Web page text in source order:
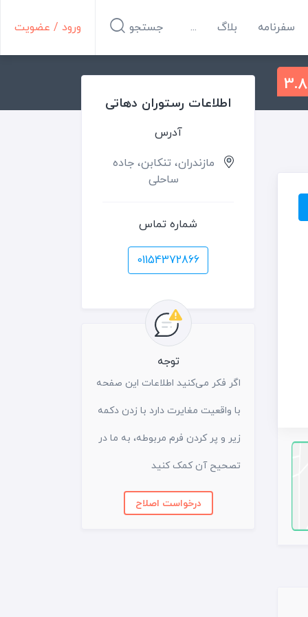
سفرنامه بلاگ ... ورود / عضویت جستجو
3.8
اطلاعات رستوران دهاتی
آدرس
مازندران، تنکابن، جاده
ساحلی
شماره تماس
01154372866
توجه
اگر فکر می‌کنید اطلاعات این صفحه
با واقعیت مغایرت دارد با زدن دکمه
زیر و پر کردن فرم مربوطه، به ما در
تصحیح آن کمک کنید
درخواست اصلاح